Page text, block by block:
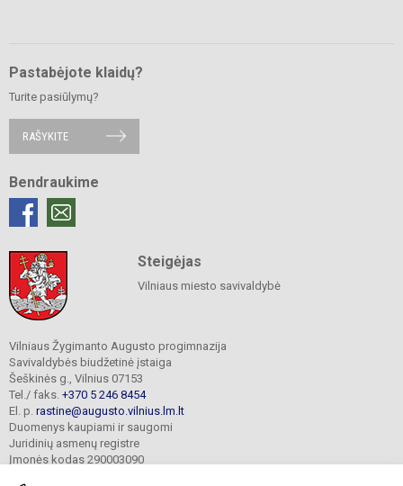
Pastabėjote klaidų?
Turite pasiūlymų?
RAŠYKITE
Bendraukime
Steigėjas
Vilniaus miesto savivaldybė
Vilniaus Žygimanto Augusto progimnazija
Savivaldybės biudžetinė įstaiga
Šeškinės g., Vilnius 07153
Tel./ faks. +370 5 246 8454
El. p. rastine@augusto.vilnius.lm.lt
Duomenys kaupiami ir saugomi
Juridinių asmenų registre
Įmonės kodas 290003090